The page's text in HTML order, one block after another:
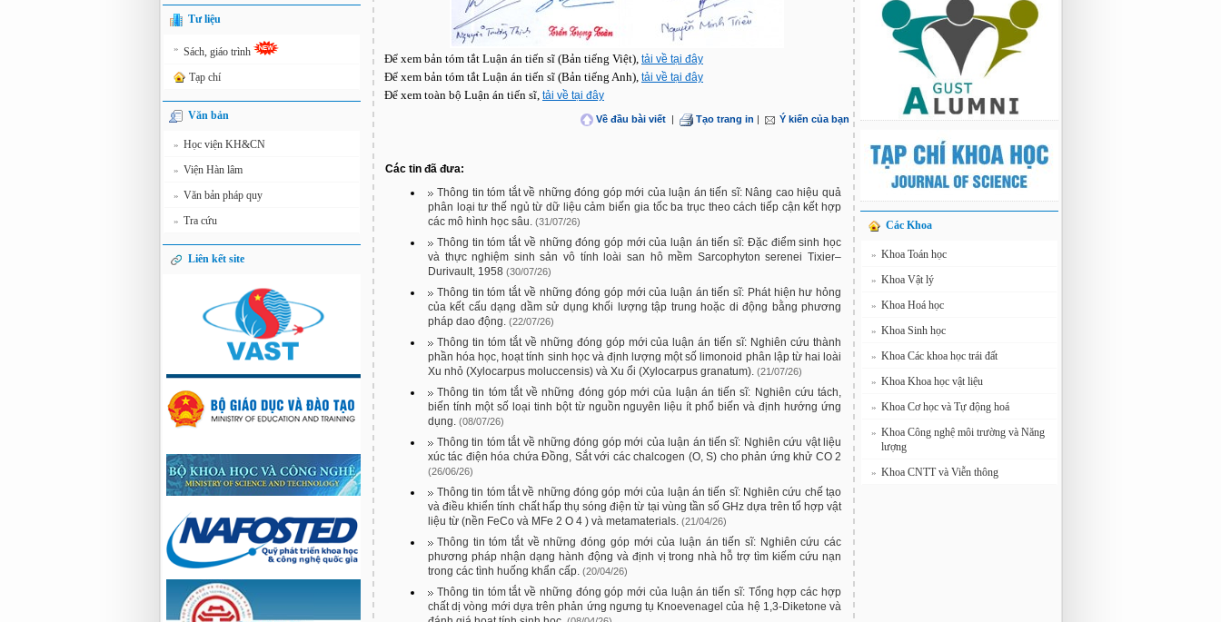
Tư liệu
» Sách, giáo trình
Tạp chí
Văn bản
» Học viện KH&CN
» Viện Hàn lâm
» Văn bản pháp quy
» Tra cứu
Liên kết site
Để xem bản tóm tắt Luận án tiến sĩ (Bản tiếng Việt), tải về tại đây
Để xem bản tóm tắt Luận án tiến sĩ (Bản tiếng Anh), tải về tại đây
Để xem toàn bộ Luận án tiến sĩ, tải về tại đây
Về đầu bài viết | Tạo trang in | Ý kiến của bạn
Các tin đã đưa:
Thông tin tóm tắt về những đóng góp mới của luận án tiến sĩ: Nâng cao hiệu quả
phân loại tư thế ngủ từ dữ liệu cảm biến gia tốc ba trục theo cách tiếp cận kết hợp
các mô hình học sâu. (31/07/26)
Thông tin tóm tắt về những đóng góp mới của luận án tiến sĩ: Đặc điểm sinh học
và thực nghiệm sinh sản vô tính loài san hô mềm Sarcophyton serenei Tixier–
Durivault, 1958 (30/07/26)
Thông tin tóm tắt về những đóng góp mới của luận án tiến sĩ: Phát hiện hư hỏng
của kết cấu dạng dầm sử dụng khối lượng tập trung hoặc di động bằng phương
pháp dao động. (22/07/26)
Thông tin tóm tắt về những đóng góp mới của luận án tiến sĩ: Nghiên cứu thành
phần hóa học, hoạt tính sinh học và định lượng một số limonoid phân lập từ hai loài
Xu nhỏ (Xylocarpus moluccensis) và Xu ổi (Xylocarpus granatum). (21/07/26)
Thông tin tóm tắt về những đóng góp mới của luận án tiến sĩ: Nghiên cứu tách,
biến tính một số loại tinh bột từ nguồn nguyên liệu ít phổ biến và định hướng ứng
dụng. (08/07/26)
Thông tin tóm tắt về những đóng góp mới của luận án tiến sĩ: Nghiên cứu vật liệu
xúc tác điện hóa chứa Đồng, Sắt với các chalcogen (O, S) cho phản ứng khử CO 2
(26/06/26)
Thông tin tóm tắt về những đóng góp mới của luận án tiến sĩ: Nghiên cứu chế tạo
và điều khiển tính chất hấp thụ sóng điện từ tại vùng tần số GHz dựa trên tổ hợp vật
liệu từ (nền FeCo và MFe 2 O 4 ) và metamaterials. (21/04/26)
Thông tin tóm tắt về những đóng góp mới của luận án tiến sĩ: Nghiên cứu các
phương pháp nhận dạng hành động và định vị trong nhà hỗ trợ tìm kiếm cứu nạn
trong các tình huống khẩn cấp. (20/04/26)
Thông tin tóm tắt về những đóng góp mới của luận án tiến sĩ: Tổng hợp các hợp
chất dị vòng mới dựa trên phản ứng ngưng tụ Knoevenagel của hệ 1,3-Diketone và
Các Khoa
» Khoa Toán học
» Khoa Vật lý
» Khoa Hoá học
» Khoa Sinh học
» Khoa Các khoa học trái đất
» Khoa Khoa học vật liệu
» Khoa Cơ học và Tự động hoá
» Khoa Công nghệ môi trường và Năng
lượng
» Khoa CNTT và Viễn thông